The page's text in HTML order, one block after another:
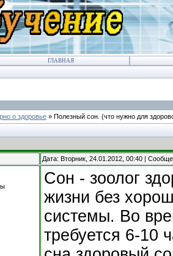
ГЛАВНАЯ
о здоровье » Полезный сон. (что нужно для
Дата: Вторник, 24.01.2012, 00:40 |
Сон - зоолог
жизни без
системы. Во
требуется 6-10